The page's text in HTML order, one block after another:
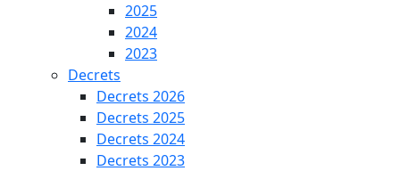
2025
2024
2023
Decrets
Decrets 2026
Decrets 2025
Decrets 2024
Decrets 2023